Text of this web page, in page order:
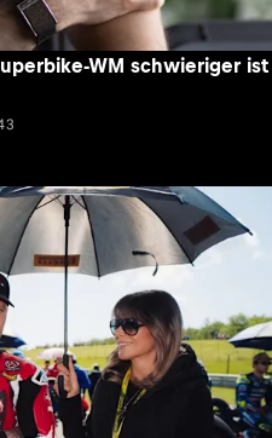
WM schwieriger ist